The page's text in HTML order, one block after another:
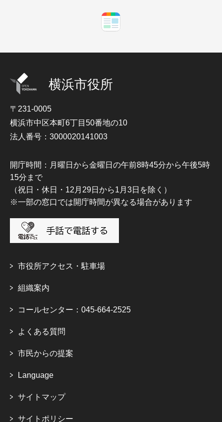
横浜市役所
〒231-0005
横浜市中区本町6丁目50番地の10
法人番号：3000020141003
開庁時間：月曜日から金曜日の午前8時45分から午後5時
15分まで
（祝日・休日・12月29日から1月3日を除く）
※一部の窓口では開庁時間が異なる場合があります
市役所アクセス・駐車場
組織案内
コールセンター：045-664-2525
よくある質問
市民からの提案
Language
サイトマップ
サイトポリシー